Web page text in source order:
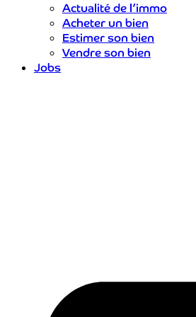
Actualité de l’immo
Acheter un bien
Estimer son bien
Vendre son bien
Jobs